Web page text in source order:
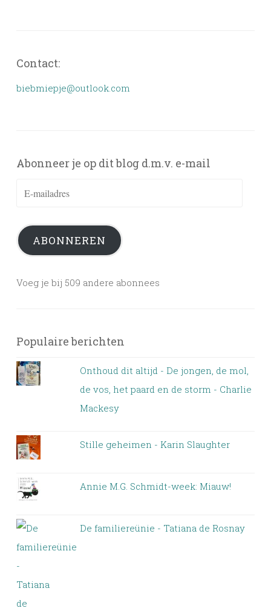
Contact:
biebmiepje@outlook.com
Abonneer je op dit blog d.m.v. e-mail
ABONNEREN
Voeg je bij 509 andere abonnees
Populaire berichten
Onthoud dit altijd - De jongen, de mol,
de vos, het paard en de storm - Charlie
Mackesy
Stille geheimen - Karin Slaughter
Annie M.G. Schmidt-week: Miauw!
De familiereünie - Tatiana de Rosnay